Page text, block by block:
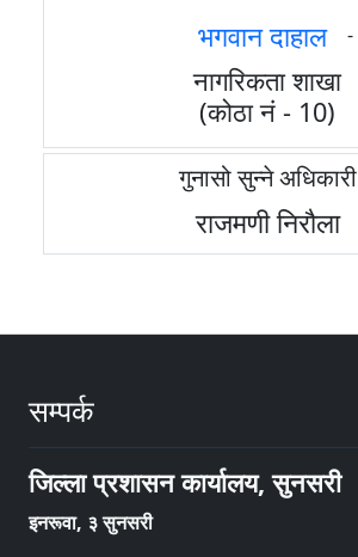
भगवान दाहाल -
नागरिकता शाखा
(कोठा नं - 10)
गुनासो सुन्ने अधिकारी
राजमणी निरौला
सम्पर्क
जिल्ला प्रशासन कार्यालय, सुनसरी
इनरूवा, ३ सुनसरी